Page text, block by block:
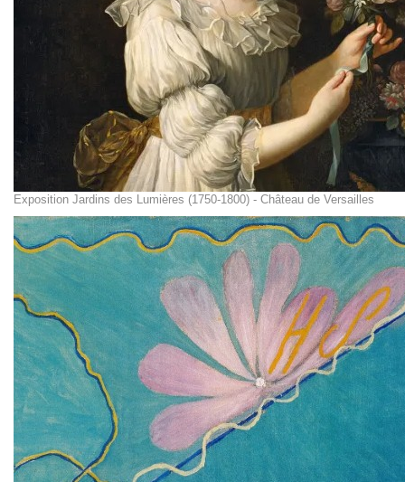
Exposition Jardins des Lumières (1750-1800) - Château de Versailles